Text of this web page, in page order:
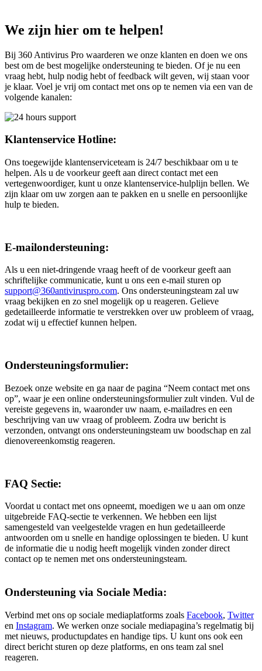
We zijn hier om te helpen!
Bij 360 Antivirus Pro waarderen we onze klanten en doen we ons
best om de best mogelijke ondersteuning te bieden. Of je nu een
vraag hebt, hulp nodig hebt of feedback wilt geven, wij staan voor
je klaar. Voel je vrij om contact met ons op te nemen via een van de
volgende kanalen:
Klantenservice Hotline:
Ons toegewijde klantenserviceteam is 24/7 beschikbaar om u te
helpen. Als u de voorkeur geeft aan direct contact met een
vertegenwoordiger, kunt u onze klantenservice-hulplijn bellen. We
zijn klaar om uw zorgen aan te pakken en u snelle en persoonlijke
hulp te bieden.
E-mailondersteuning:
Als u een niet-dringende vraag heeft of de voorkeur geeft aan
schriftelijke communicatie, kunt u ons een e-mail sturen op
support@360antiviruspro.com. Ons ondersteuningsteam zal uw
vraag bekijken en zo snel mogelijk op u reageren. Gelieve
gedetailleerde informatie te verstrekken over uw probleem of vraag,
zodat wij u effectief kunnen helpen.
Ondersteuningsformulier:
Bezoek onze website en ga naar de pagina “Neem contact met ons
op”, waar je een online ondersteuningsformulier zult vinden. Vul de
vereiste gegevens in, waaronder uw naam, e-mailadres en een
beschrijving van uw vraag of probleem. Zodra uw bericht is
verzonden, ontvangt ons ondersteuningsteam uw boodschap en zal
dienovereenkomstig reageren.
FAQ Sectie:
Voordat u contact met ons opneemt, moedigen we u aan om onze
uitgebreide FAQ-sectie te verkennen. We hebben een lijst
samengesteld van veelgestelde vragen en hun gedetailleerde
antwoorden om u snelle en handige oplossingen te bieden. U kunt
de informatie die u nodig heeft mogelijk vinden zonder direct
contact op te nemen met ons ondersteuningsteam.
Ondersteuning via Sociale Media:
Verbind met ons op sociale mediaplatforms zoals Facebook, Twitter
en Instagram. We werken onze sociale mediapagina’s regelmatig bij
met nieuws, productupdates en handige tips. U kunt ons ook een
direct bericht sturen op deze platforms, en ons team zal snel
reageren.